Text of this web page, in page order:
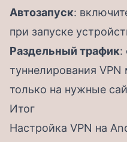
Автозапуск:
при запуске
Раздельный трафик:
туннелирования
только на нужные
Итог
Настройка VPN на